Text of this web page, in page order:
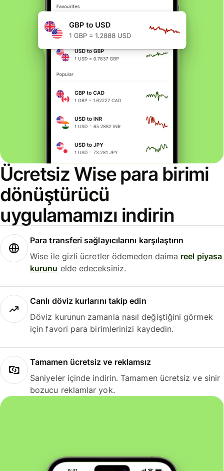
Ücretsiz Wise para birimi
dönüştürücü
uygulamamızı indirin
Para transferi sağlayıcılarını karşılaştırın
Wise ile gizli ücretler ödemeden daima reel piyasa
kurunu elde edeceksiniz.
Canlı döviz kurlarını takip edin
Döviz kurunun zamanla nasıl değiştiğini görmek
için favori para birimlerinizi kaydedin.
Tamamen ücretsiz ve reklamsız
Saniyeler içinde indirin. Tamamen ücretsiz ve sinir
bozucu reklamlar yok.